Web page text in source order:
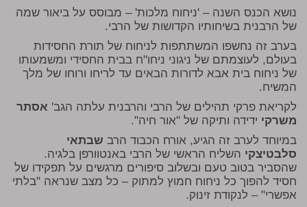
נושא הכנס השנה – 'ניחוח מלכות' – מבוסס על ביאור שמה
של הרבנית בשיחותיו הקדושות של הרבי.
בערב זה נחשפו המשתתפות לניחוח של תורת החסידות
בעולם, לעוצמתם של ניגוני ניחו"ח בבית החסידי ומשמעותו
של ניחוח בית אבא לדורות הבאים עד לריחו ורוחו של מלך
המשיח.
לקריאת פרקי תהילים של הרבי והרבנית עלתה הגב' אסתר
משרקי ידידה ותיקה של "אור חיה".
במיוחד לערב זה הגיע, אורח הכבוד הרב שבתאי
סלבטיצקי השליח הראשי של הרבי באנטוורפן בלגיה.
שהסביר בטוב טעם ובשלוב סיפורים מרגשים על תפקידו של
חסיד להפוך כל ניחוח חמוץ למתוק – כל מצב שנראה "בלתי
אפשרי" – לנקודת זינוק.